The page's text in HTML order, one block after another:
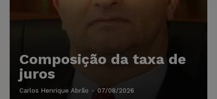
Composição da taxa de
juros
Carlos Henrique Abrão - 07/08/2026